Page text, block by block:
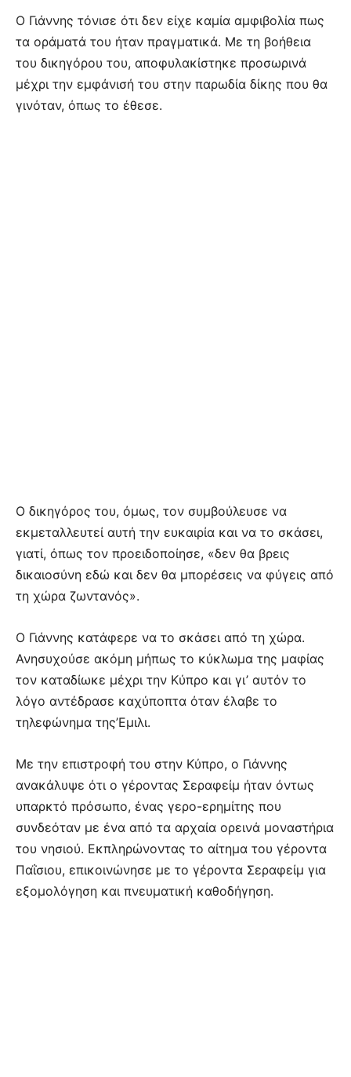
Ο Γιάννης τόνισε ότι δεν είχε καμία αμφιβολία πως
τα οράματά του ήταν πραγματικά. Με τη βοήθεια
του δικηγόρου του, αποφυλακίστηκε προσωρινά
μέχρι την εμφάνισή του στην παρωδία δίκης που θα
γινόταν, όπως το έθεσε.
Ο δικηγόρος του, όμως, τον συμβούλευσε να
εκμεταλλευτεί αυτή την ευκαιρία και να το σκάσει,
γιατί, όπως τον προειδοποίησε, «δεν θα βρεις
δικαιοσύνη εδώ και δεν θα μπορέσεις να φύγεις από
τη χώρα ζωντανός».
Ο Γιάννης κατάφερε να το σκάσει από τη χώρα.
Ανησυχούσε ακόμη μήπως το κύκλωμα της μαφίας
τον καταδίωκε μέχρι την Κύπρο και γι’ αυτόν το
λόγο αντέδρασε καχύποπτα όταν έλαβε το
τηλεφώνημα της’Εμιλι.
Με την επιστροφή του στην Κύπρο, ο Γιάννης
ανακάλυψε ότι ο γέροντας Σεραφείμ ήταν όντως
υπαρκτό πρόσωπο, ένας γερο-ερημίτης που
συνδεόταν με ένα από τα αρχαία ορεινά μοναστήρια
του νησιού. Εκπληρώνοντας το αίτημα του γέροντα
Παΐσιου, επικοινώνησε με το γέροντα Σεραφείμ για
εξομολόγηση και πνευματική καθοδήγηση.